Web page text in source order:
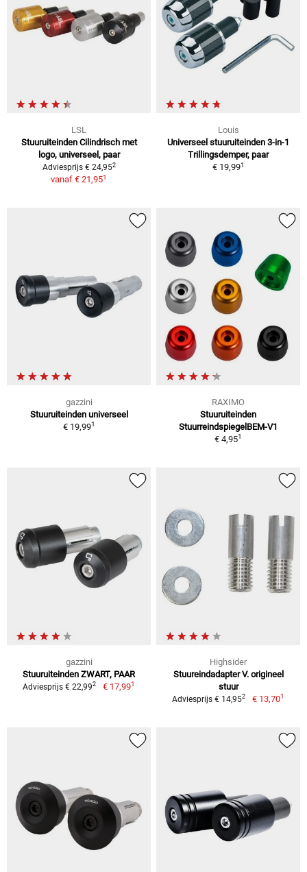
LSL
Stuuruiteinden Cilindrisch met
logo, universeel, paar
Adviesprijs € 24,952
vanaf € 21,951
Louis
Universeel stuuruiteinden 3-in-1
Trillingsdemper, paar
€ 19,991
gazzini
Stuuruiteinden universeel
€ 19,991
RAXIMO
Stuuruiteinden
StuurreindspiegelBEM-V1
€ 4,951
gazzini
Stuuruiteinden ZWART, PAAR
Adviesprijs € 22,992 € 17,991
Highsider
Stuureindadapter V. origineel
stuur
Adviesprijs € 14,952 € 13,701